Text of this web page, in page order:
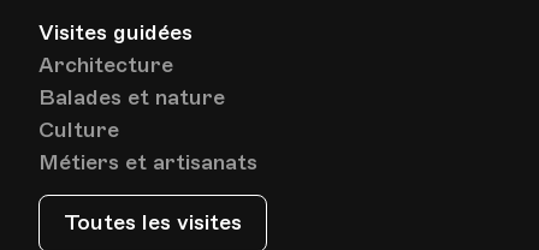
Visites guidées
Architecture
Balades et nature
Culture
Métiers et artisanats
Toutes les visites